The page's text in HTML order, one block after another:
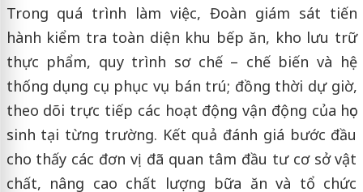
Trong quá trình làm việc, Đoàn giám sát tiến
hành kiểm tra toàn diện khu bếp ăn, kho lưu trữ
thực phẩm, quy trình sơ chế – chế biến và hệ
thống dụng cụ phục vụ bán trú; đồng thời dự giờ,
theo dõi trực tiếp các hoạt động vận động của học
sinh tại từng trường. Kết quả đánh giá bước đầu
cho thấy các đơn vị đã quan tâm đầu tư cơ sở vật
chất, nâng cao chất lượng bữa ăn và tổ chức